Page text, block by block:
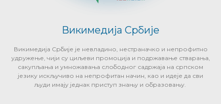
Викимедија Србије
Викимедија Србије је невладино, нестраначко и непрофитно
удружење, чији су циљеви промоција и подржавање стварања,
сакупљања и умножавања слободног садржаја на српском
језику искључиво на непрофитан начин, као и идеје да сви
људи имају једнак приступ знању и образовању.